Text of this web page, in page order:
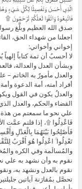
ﺍﻟَّﺬِﻱ ﺃَﺣْﺴَﻦَ ﻭَﺗَﻔْﺼِﻴﻠًﺎ ﻟِﻜُﻞِّ ﺷَﻲْﺀٍ
ﻓَﺎﺗَّﺒِﻌُﻮﻩُ ﻭَﺍﺗَّﻘُﻮﺍ ﻟَﻌَﻠَّﻜُﻢْ ﺗُﺮْﺣَﻤُﻮﻥَ ۩
صدق الله العظيم وبلَّغ
اجعلنا من شهداء الحق،
إخواني وأخواتي:
لا أحسبُ أن ثمة كتاباً إلهياً
وبشأن العدل والعدالة،
والعدل مأمورٌ به الخاتم –
أفراد أمته، أمة الدعوة
والعدلُ يكون في القول
القضاء والحكم، والعدل
علي نحو ما سمعتم من هذة
فَاعْدِلُوا ۩، إذا قلتم عمَّت
فَأَصْلِحُوا بَيْنَهُمَا بِالْعَدْلِ
تَعْدِلُوا ۚ اعْدِلُوا هُوَ أَقْرَبُ
والمُسالَمة وفي الكره
نقوم به وأن نشهد به علي
نقوم بالعدل ونشهد به،
تحصَّل بمُقارَنة آياتين